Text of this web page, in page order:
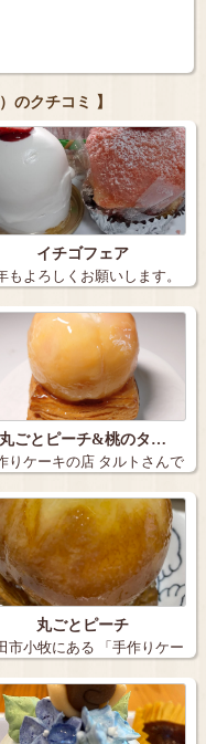
のクチコミ 】
イチゴフェア
もよろしくお願いします。
市 …
丸ごとピーチ&桃のタ…
りケーキの店 タルトさんで
ケ…
丸ごとピーチ
市小牧にある 「手作りケー
店 …